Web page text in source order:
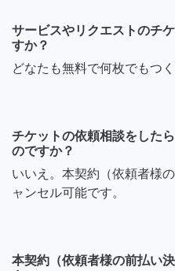
サービスやリクエストのチ
すか？
どなたも無料で何枚でもつ
チケットの依頼相談をした
のですか？
いいえ。本契約（依頼者様
ャンセル可能です。
本契約（依頼者様の前払い